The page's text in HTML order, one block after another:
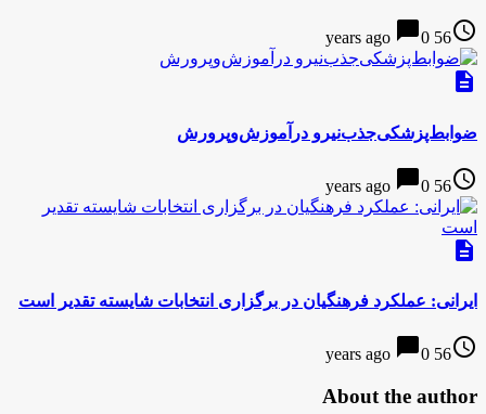
access_time
56 years ago
chat_bubble0
description
ضوابط‌پزشکی‌جذب‌نیرو در‌آموزش‌وپرورش
access_time
56 years ago
chat_bubble0
description
ایرانی: عملکرد فرهنگیان در برگزاری انتخابات شایسته تقدیر است
access_time
56 years ago
chat_bubble0
About the author